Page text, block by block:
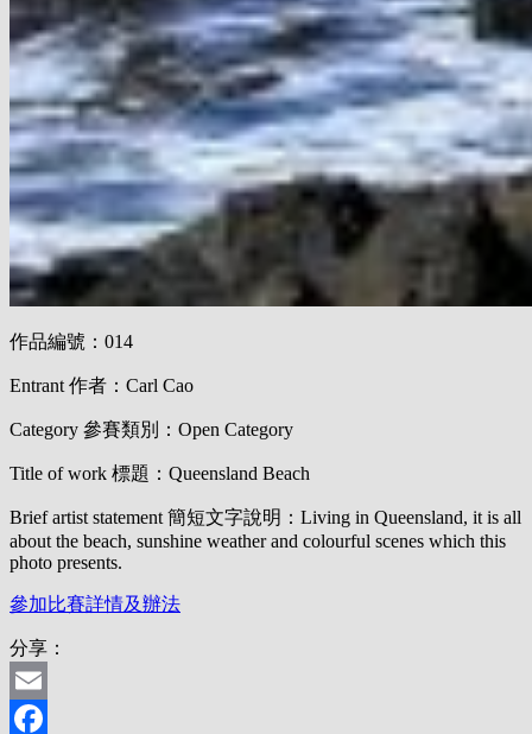
作品編號：014
Entrant 作者：Carl Cao
Category 參賽類別：Open Category
Title of work 標題：Queensland Beach
Brief artist statement 簡短文字說明：Living in Queensland, it is all
about the beach, sunshine weather and colourful scenes which this
photo presents.
參加比賽詳情及辦法
分享：
Email